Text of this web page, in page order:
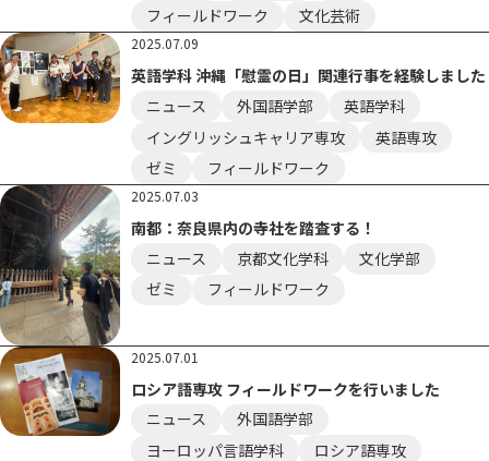
フィールドワーク
文化芸術
2025.07.09
英語学科 沖縄「慰霊の日」関連行事を経験しました
ニュース
外国語学部
英語学科
イングリッシュキャリア専攻
英語専攻
ゼミ
フィールドワーク
2025.07.03
南都：奈良県内の寺社を踏査する！
ニュース
京都文化学科
文化学部
ゼミ
フィールドワーク
2025.07.01
ロシア語専攻 フィールドワークを行いました
ニュース
外国語学部
ヨーロッパ言語学科
ロシア語専攻